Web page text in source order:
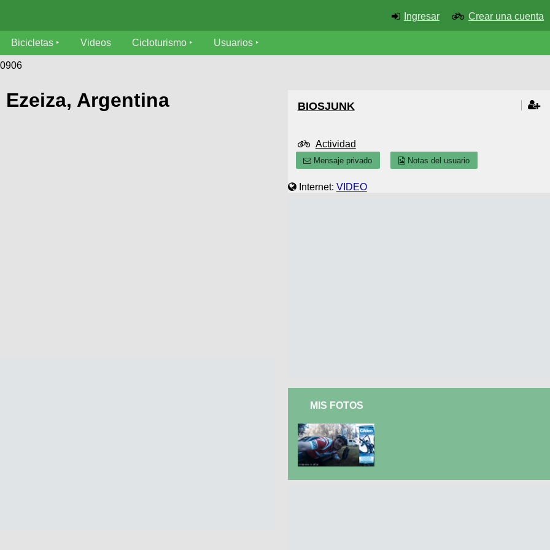
Ingresar Crear una cuenta
Bicicletas Videos Cicloturismo Usuarios
Ezeiza, Argentina BIOSJUNK
Actividad
Mensaje privado Notas del usuario
Internet: VIDEO
MIS FOTOS